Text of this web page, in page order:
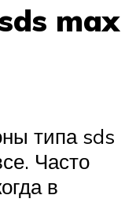
max
типа sds
Часто
в